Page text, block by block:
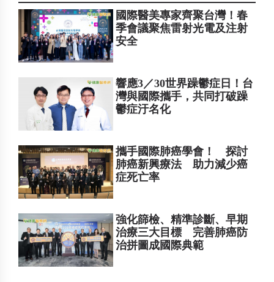
國際醫美專家齊聚台灣！春
季會議聚焦雷射光電及注射
安全
響應3／30世界躁鬱症日！台
灣與國際攜手，共同打破躁
鬱症汙名化
攜手國際肺癌學會！ 探討
肺癌新興療法 助力減少癌
症死亡率
強化篩檢、精準診斷、早期
治療三大目標 完善肺癌防
治拼圖成國際典範